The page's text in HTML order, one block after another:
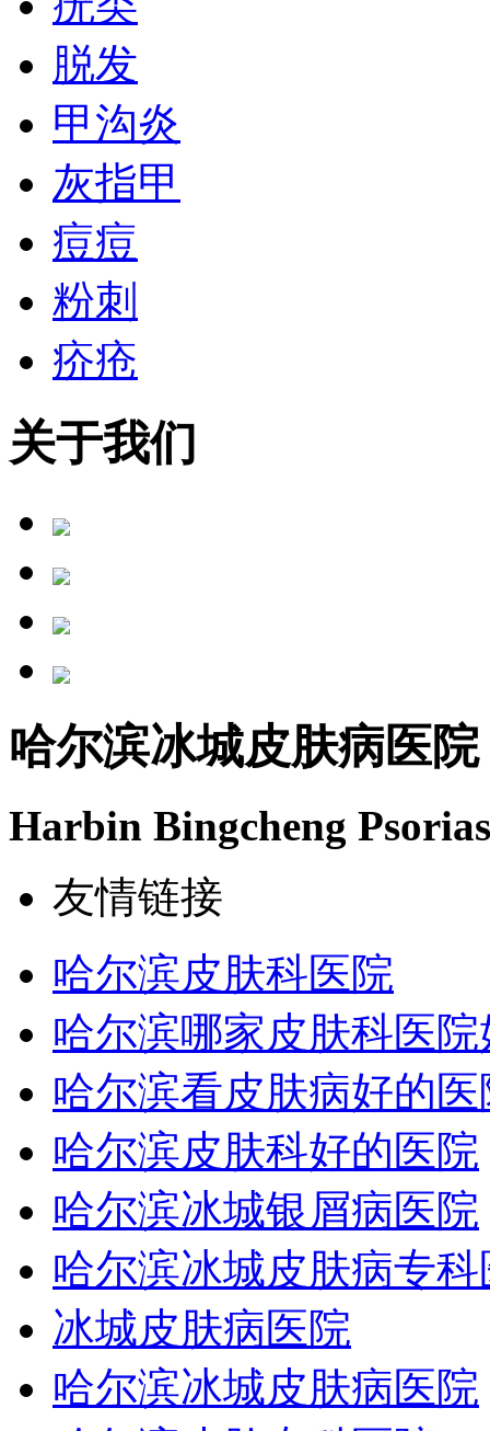
脱发
甲沟炎
灰指甲
痘痘
粉刺
疥疮
关于我们
哈尔滨冰城皮肤病医院
Harbin Bingcheng
友情链接
哈尔滨皮肤科医院
哈尔滨哪家皮肤科医院
哈尔滨看皮肤病好的医
哈尔滨皮肤科好的医院
哈尔滨冰城银屑病医院
哈尔滨冰城皮肤病专科
冰城皮肤病医院
哈尔滨冰城皮肤病医院